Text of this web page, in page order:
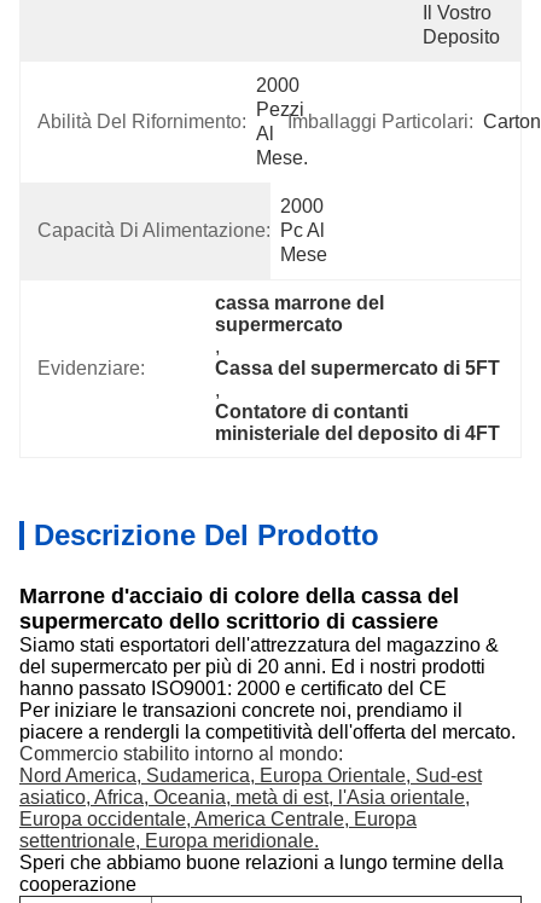
Il Vostro
Deposito
Abilità Del Rifornimento:
2000
Pezzi
Al
Mese.
Imballaggi Particolari:
Capacità Di Alimentazione:
2000
Pc Al
Mese
Evidenziare:
cassa marrone del
supermercato
,
Cassa del supermercato di 5FT
,
Contatore di contanti
ministeriale del deposito di 4FT
Descrizione Del Prodotto
Marrone d'acciaio di colore della cassa del
supermercato dello scrittorio di cassiere
Siamo stati esportatori dell'attrezzatura del magazzino &
del supermercato per più di 20 anni. Ed i nostri prodotti
hanno passato ISO9001: 2000 e certificato del CE
Per iniziare le transazioni concrete noi, prendiamo il
piacere a rendergli la competitività dell'offerta del mercato.
Commercio stabilito intorno al mondo:
Nord America, Sudamerica, Europa Orientale, Sud-est
asiatico, Africa, Oceania, metà di est, l'Asia orientale,
Europa occidentale, America Centrale, Europa
settentrionale, Europa meridionale.
Speri che abbiamo buone relazioni a lungo termine della
cooperazione